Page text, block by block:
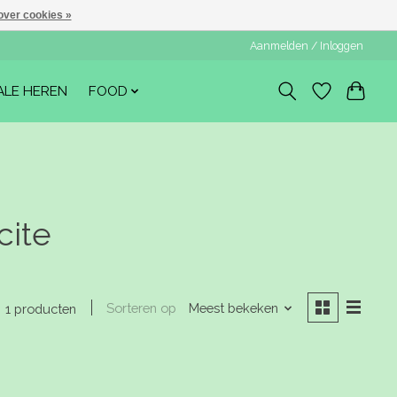
Aanmelden / Inloggen
HEREN FOOD
1 producten Sorteren op Meest bekeken
cookies »